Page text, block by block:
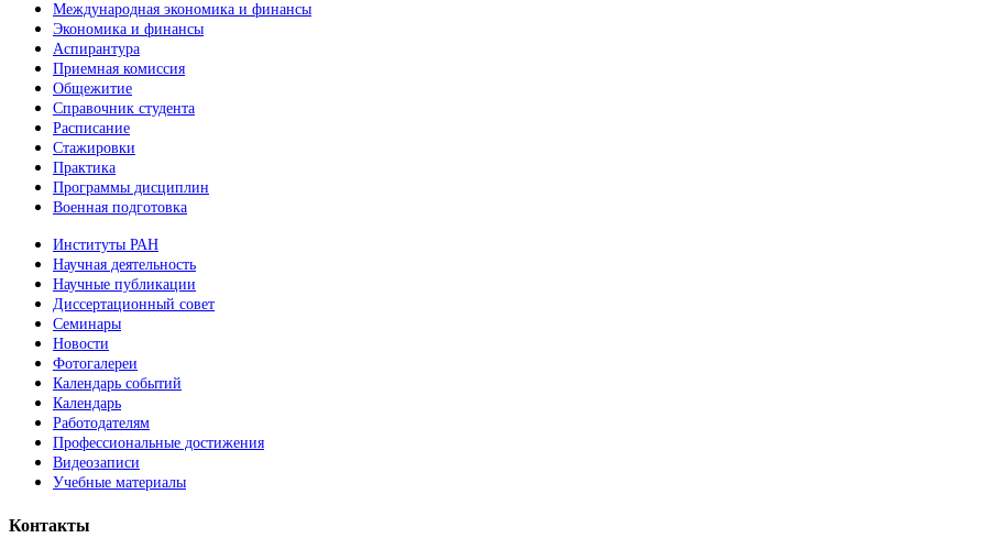
Международная экономика и финансы
Экономика и финансы
Аспирантура
Приемная комиссия
Общежитие
Справочник студента
Расписание
Стажировки
Практика
Программы дисциплин
Военная подготовка
Институты РАН
Научная деятельность
Научные публикации
Диссертационный совет
Семинары
Новости
Фотогалереи
Календарь событий
Календарь
Работодателям
Профессиональные достижения
Видеозаписи
Учебные материалы
Контакты